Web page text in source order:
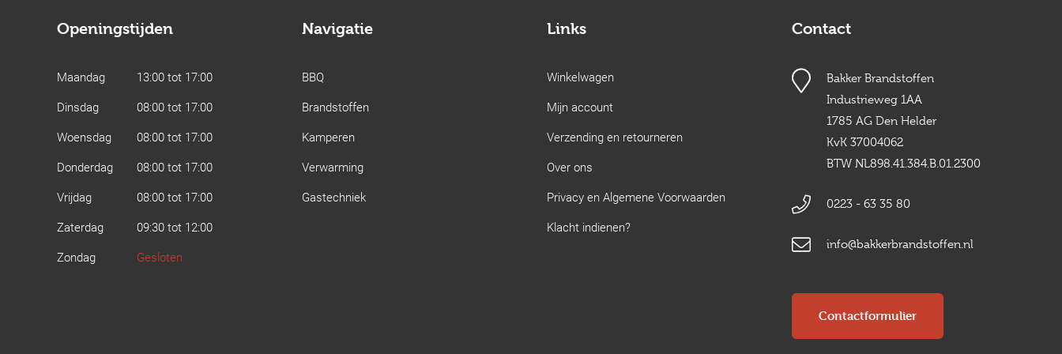
Openingstijden
Maandag
13:00 tot 17:00
Dinsdag
08:00 tot 17:00
Woensdag
08:00 tot 17:00
Donderdag
08:00 tot 17:00
Vrijdag
08:00 tot 17:00
Zaterdag
09:30 tot 12:00
Zondag
Gesloten
Navigatie
BBQ
Brandstoffen
Kamperen
Verwarming
Gastechniek
Links
Winkelwagen
Mijn account
Verzending en retourneren
Over ons
Privacy en Algemene Voorwaarden
Klacht indienen?
Contact
Bakker Brandstoffen
Industrieweg 1AA
1785 AG Den Helder
KvK 37004062
BTW NL898.41.384.B.01.2300
0223 - 63 35 80
info@bakkerbrandstoffen.nl
Contactformulier